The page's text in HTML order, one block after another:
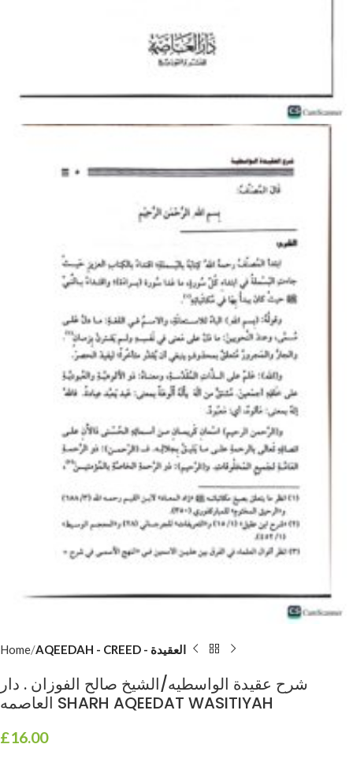
Home AQEEDAH - CREED - العقيدة
شرح عقيدة الواسطيه/الشيخ صالح الفوزان . دار
العاصمه SHARH AQEEDAT WASITIYAH
£16.00